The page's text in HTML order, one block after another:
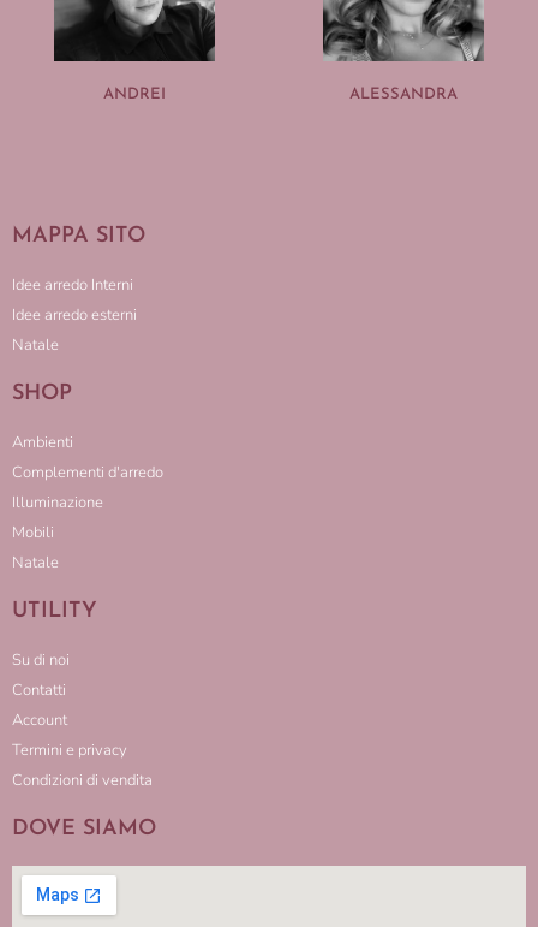
ANDREI ALESSANDRA
MAPPA SITO
Idee arredo Interni
Idee arredo esterni
Natale
SHOP
Ambienti
Complementi d'arredo
Illuminazione
Mobili
Natale
UTILITY
Su di noi
Contatti
Account
Termini e privacy
Condizioni di vendita
DOVE SIAMO